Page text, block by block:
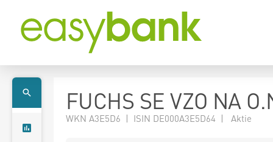
FUCHS SE VZO NA
WKN A3E5D6 | ISIN DE000A3E5D64 | Aktie